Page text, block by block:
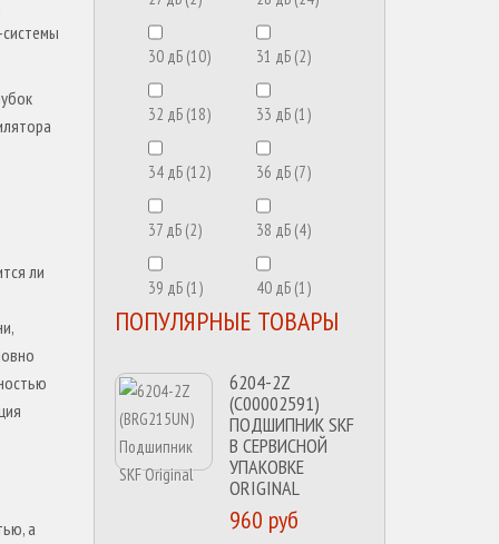
ли
а
(5)
TCL (10)
Zanussi
30 дБ(10) 31 дБ(2)
32 дБ(18) 33 дБ(1)
34 дБ(12) 36 дБ(7)
37 дБ(2) 38 дБ(4)
39 дБ(1) 40 дБ(1)
ПОПУЛЯРНЫЕ ТОВАРЫ
6204-2Z
(C00002591)
ПОДШИПНИК SKF
В СЕРВИСНОЙ
УПАКОВКЕ
ORIGINAL
960 руб